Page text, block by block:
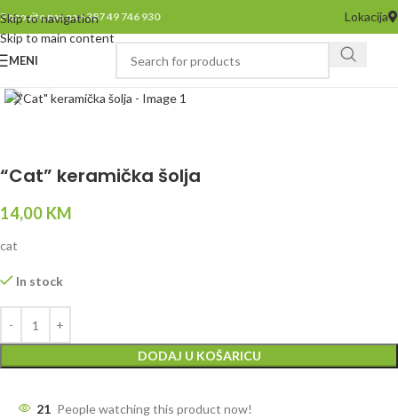
Skip to navigation
Skip to main content
Pozovite nas na +387 49 746 930 Lokacija
MENI
Click to enlarge
“Cat” keramička šolja
14,00 KM
cat
In stock
DODAJ U KOŠARICU
21 People watching this product now!